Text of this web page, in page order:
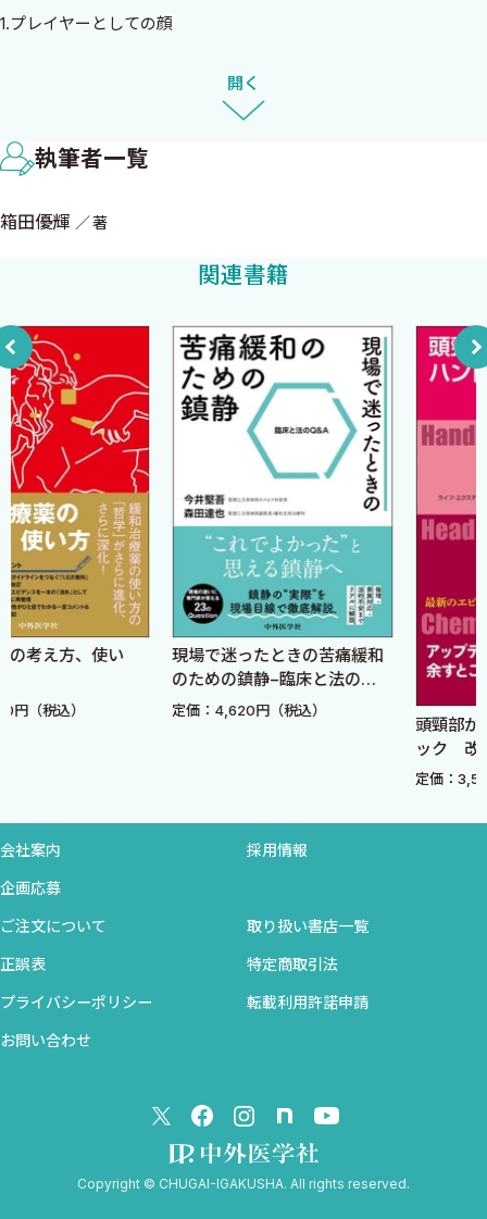
本書を手に取っていただいた院長先生は，このような悩みを抱
申し遅れました．私は株式会社クレドメディカルの箱田と申し
ます．
弊社は，開業後の医院経営をサポートするコンサルティング会
社で，科目に特化したコンサルタントが専門性を活かして日々コ
院長先生は，患者さんの診察をしながら，クリニックの経営も
クのスタッフマネジメントに頭を悩ませていたり，スタッフとの
コミュニケーションにも手を焼いているようでは，頭も時間もい
くらあっても足りないでしょう．
もちろん，院長先生の一番の仕事は患者さんを診て，適切な治
療を提供することです．ただ，クリニックを経営していく上では，
スタッフマネジメントもかなり重要です．なぜなら，マネジメン
トの良し悪しは，クリニックの提供する医療サービスの質に直結
してくるからです．つまり，いくら院長先生が，医師として十分な
対応をしていたとしても，スタッフマネジメントがうまくいってい
ないクリニックでは，患者さんの足が遠のいてしまいます．それ
では，クリニック経営は成り立ちませんよね？
「近頃，患者さんからのクレームが増えた」
「ネットの口コミで厳しい評価をつけられた」
院長先生のクリニックで，最近このようなことは起きていない
あるいは，このようなことで悩んでいらっしゃったりしないで
しょうか？
「スタッフの退職が相次いで，人員不足に陥っている」
いってしまう」
もしも，院長先生がこのようなことで悩んでいらっしゃるのだと
でも，ご安心ください．このような悩みは，決して院長先生だ
けの問題ではありません．多くのクリニックが抱える共通の課題
なのです．そして，適切なアプローチを取っていくことで，ちゃん
1.プレイヤーとしての顔
院長先生に求められるマネジメントとは
クリニックを良いチームにする方法
世代別の特徴
クリニック内のコミュニケーションの質を上げるための4つのアプ
ローチ
4．タイプ別マネジメント
一人ひとりに合わせた関わり方の重要性
タイプ別マネジメントの4分類とは？
タイプを理解することの効用と実践
5．安定したクリニック経営のための組織づくり
採用よりもまずは離職対策！ 職場環境の改善の極意
院長先生は大丈夫？ 絶対にやってはいけないマネジメント
スタッフにクリニックの理念を伝える
スタッフのライフプラン（結婚・出産・育児）を見据えたクリニ
ック経営
「情報共有」で防ぐ！
スタッフ間のトラブル事例
スタッフ間のトラブルに役立つコンフリクトマネジメントについ
ハラスメント対策
開く
執筆者一覧
箱田優輝 著
関連書籍
現場で迷ったときの苦痛緩和
のための鎮静−臨床と法の
Q&A
定価：4,620円（税込）
頭頸部がん薬物療法ハン
定価：3,520円（税込）
会社案内 採用情報
企画応募
ご注文について 取り扱い書店一覧
正誤表 特定商取引法
プライバシーポリシー 転載利用許諾申請
お問い合わせ
Copyright © CHUGAI-IGAKUSHA. All rights reserved.